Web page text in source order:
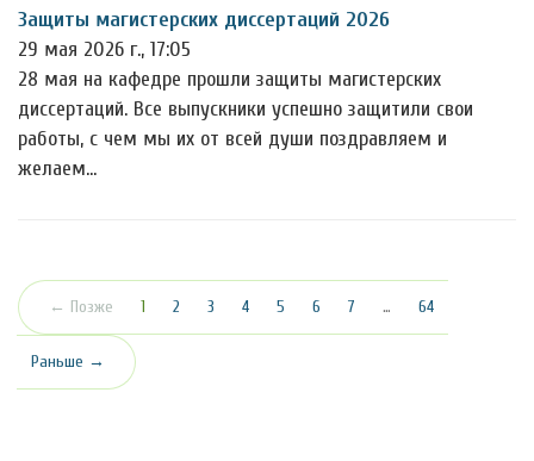
Защиты магистерских диссертаций 2026
29 мая 2026 г., 17:05
28 мая на кафедре прошли защиты магистерских
диссертаций. Все выпускники успешно защитили свои
работы, с чем мы их от всей души поздравляем и
желаем…
← Позже 1 (текущая)
2 3 4 5 6 7 … 64
Раньше →